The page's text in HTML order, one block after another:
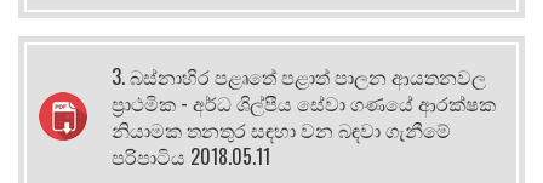
3. බස්නාහිර පළෘතේ පළාත් පාලන ආයතනවල
ප්‍රාථමික - අර්ධ ශිල්පීය සේවා ගණයේ ආරක්ෂක
නියාමක තනතුර සඳහා වන බඳවා ගැනීමේ
පරිපාටිය 2018.05.11